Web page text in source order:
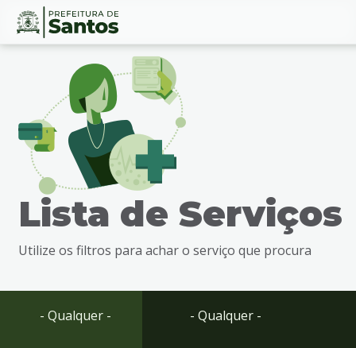
Ir
busca
Ir
Conteúdo
Lista de Serviços
Utilize os filtros para achar o serviço que procura
- Qualquer - - Qualquer -